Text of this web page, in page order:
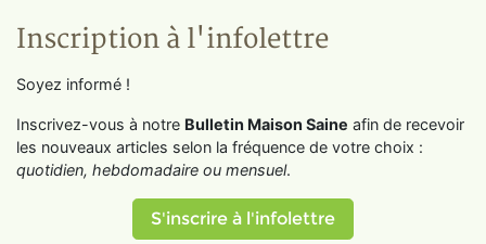
Inscription à l'infolettre
Soyez informé !
Inscrivez-vous à notre Bulletin Maison Saine afin de recevoir
les nouveaux articles selon la fréquence de votre choix :
quotidien, hebdomadaire ou mensuel.
S'inscrire à l'infolettre